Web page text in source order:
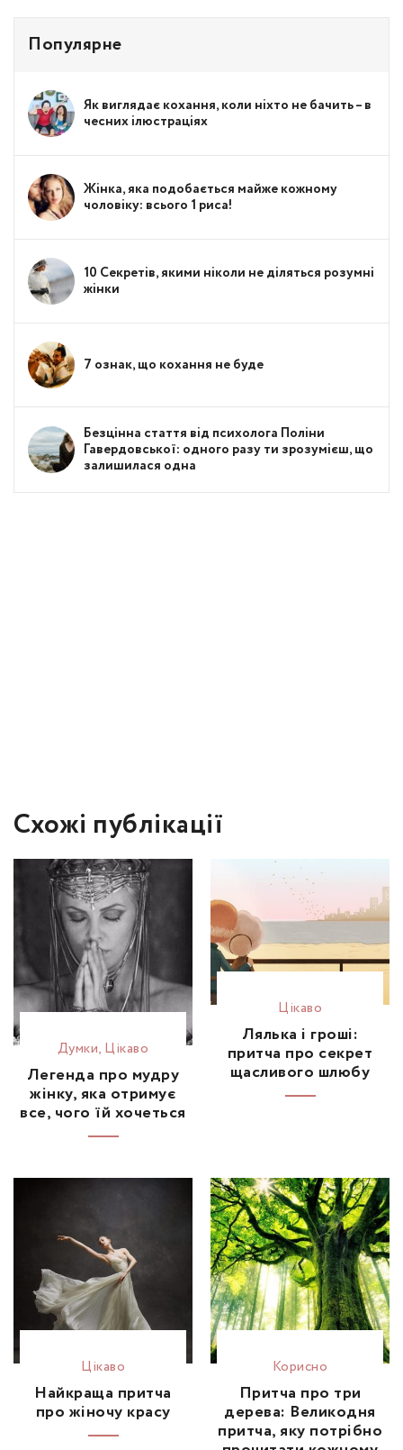
Популярне
Як виглядає кохання, коли ніхто не бачить – в
чесних ілюстраціях
Жінка, яка подобається майже кожному
чоловіку: всього 1 риса!
10 Секретів, якими ніколи не діляться розумні
жінки
7 ознак, що кохання не буде
Безцінна стаття від психолога Поліни
Гавердовської: одного разу ти зрозумієш, що
залишилася одна
Схожі публікації
Думки, Цікаво
Легенда про мудру
жінку, яка отримує
все, чого їй хочеться
Цікаво
Лялька і гроші:
притча про секрет
щасливого шлюбу
Цікаво
Найкраща притча
про жіночу красу
Корисно
Притча про три
дерева: Великодня
притча, яку потрібно